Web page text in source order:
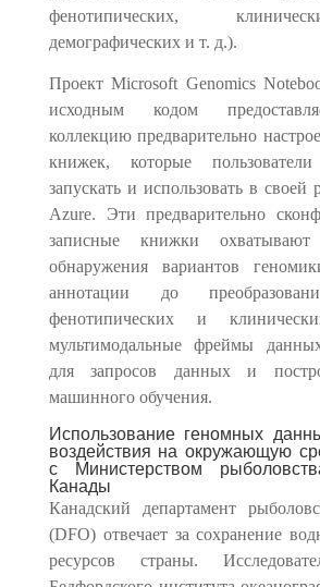
фенотипических,
демографических и т. д.).
Проект Microsoft Genomics
исходным кодом
коллекцию предварительно
книжек, которые
запускать и использовать в своей
Azure. Эти предварительно
записные книжки
обнаружения вариантов
аннотации до
фенотипических и
мультимодальные фреймы
для запросов данных и
машинного обучения.
Использование геномных
воздействия на окружающую
с Министерством
Канады
Канадский департамент
(DFO) отвечает за сохранение
ресурсов страны.